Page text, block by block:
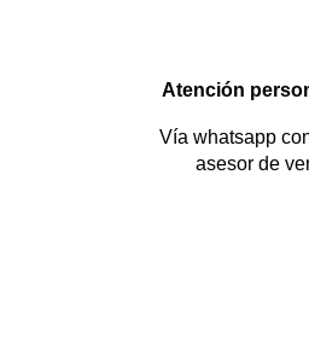
Atención
Vía whatsapp
asesor de